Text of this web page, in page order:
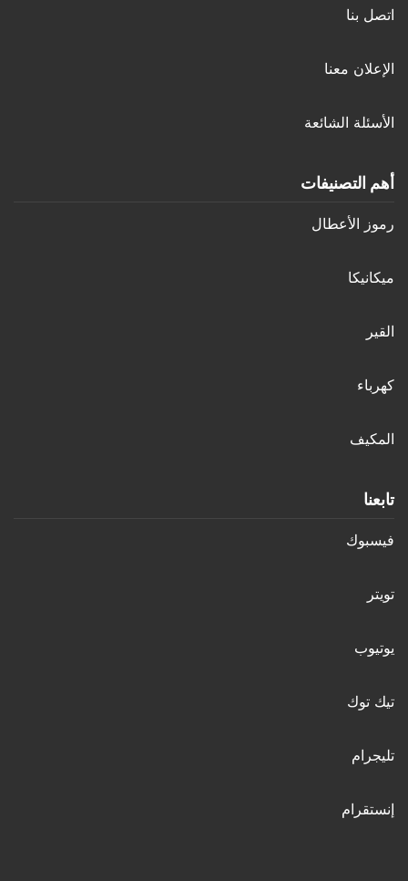
اتصل بنا
الإعلان معنا
الأسئلة الشائعة
أهم التصنيفات
رموز الأعطال
ميكانيكا
القير
كهرباء
المكيف
تابعنا
فيسبوك
تويتر
يوتيوب
تيك توك
تليجرام
إنستقرام